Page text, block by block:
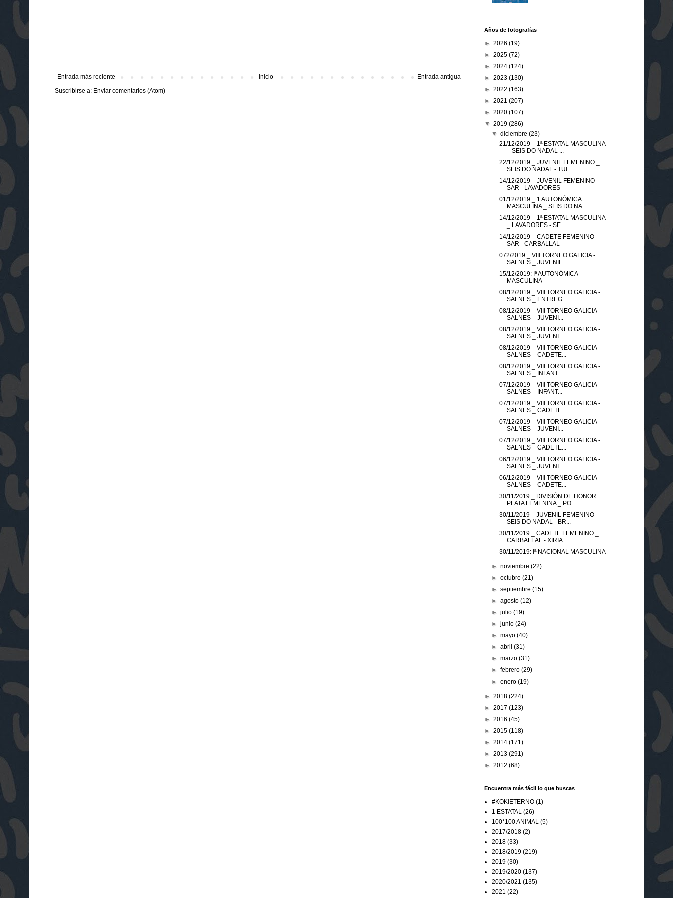
Entrada más reciente Entrada antigua
Inicio
Suscribirse a: Enviar comentarios (Atom)
Años de fotografías
► 2026 (19)
► 2025 (72)
► 2024 (124)
► 2023 (130)
► 2022 (163)
► 2021 (207)
► 2020 (107)
▼ 2019 (286)
▼diciembre(23)
21/12/2019 _ 1ª ESTATAL MASCULINA
_ SEIS DO NADAL ...
22/12/2019 _ JUVENIL FEMENINO _
SEIS DO NADAL - TUI
14/12/2019 _ JUVENIL FEMENINO _
SAR - LAVADORES
01/12/2019 _ 1 AUTONÓMICA
MASCULINA _ SEIS DO NA...
14/12/2019 _ 1ª ESTATAL MASCULINA
_ LAVADORES - SE...
14/12/2019 _ CADETE FEMENINO _
SAR - CARBALLAL
072/2019 _ VIII TORNEO GALICIA -
SALNES _ JUVENIL ...
15/12/2019: Iª AUTONÓMICA
MASCULINA
08/12/2019 _ VIII TORNEO GALICIA -
SALNES _ ENTREG...
08/12/2019 _ VIII TORNEO GALICIA -
SALNES _ JUVENI...
08/12/2019 _ VIII TORNEO GALICIA -
SALNES _ JUVENI...
08/12/2019 _ VIII TORNEO GALICIA -
SALNES _ CADETE...
08/12/2019 _ VIII TORNEO GALICIA -
SALNES _ INFANT...
07/12/2019 _ VIII TORNEO GALICIA -
SALNES _ INFANT...
07/12/2019 _ VIII TORNEO GALICIA -
SALNES _ CADETE...
07/12/2019 _ VIII TORNEO GALICIA -
SALNES _ JUVENI...
07/12/2019 _ VIII TORNEO GALICIA -
SALNES _ CADETE...
06/12/2019 _ VIII TORNEO GALICIA -
SALNES _ JUVENI...
06/12/2019 _ VIII TORNEO GALICIA -
SALNES _ CADETE...
30/11/2019 _ DIVISIÓN DE HONOR
PLATA FEMENINA _ PO...
30/11/2019 _ JUVENIL FEMENINO _
SEIS DO NADAL - BR...
30/11/2019 _ CADETE FEMENINO _
CARBALLAL - XIRIA
30/11/2019: Iª NACIONAL MASCULINA
►noviembre(22)
►octubre(21)
►septiembre(15)
►agosto(12)
►julio(19)
►junio(24)
►mayo(40)
►abril(31)
►marzo(31)
►febrero(29)
►enero(19)
► 2018 (224)
► 2017 (123)
► 2016 (45)
► 2015 (118)
► 2014 (171)
► 2013 (291)
► 2012 (68)
Encuentra más fácil lo que buscas
#KOKIETERNO (1)
1 ESTATAL (26)
100*100 ANIMAL (5)
2017/2018 (2)
2018 (33)
2018/2019 (219)
2019 (30)
2019/2020 (137)
2020/2021 (135)
2021 (22)